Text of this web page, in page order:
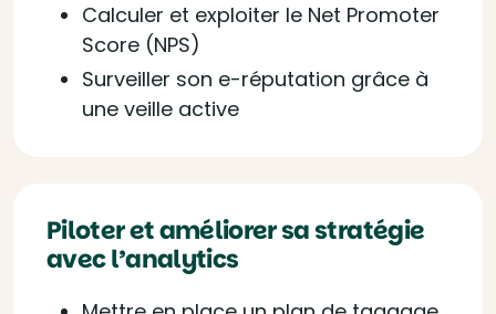
Calculer et exploiter le Net Promoter
Score (NPS)
Surveiller son e-réputation grâce à
une veille active
Piloter et améliorer sa stratégie
avec l’analytics